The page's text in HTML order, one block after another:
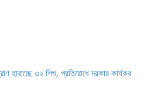
হারাচ্ছে ৩২ শিশু, প্রতিরোধে দরকার কার্যকর